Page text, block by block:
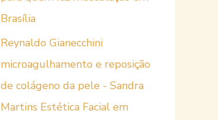
Brasília
Reynaldo Gianecchini
microagulhamento e reposição
de colágeno da pele - Sandra
Martins Estética Facial em